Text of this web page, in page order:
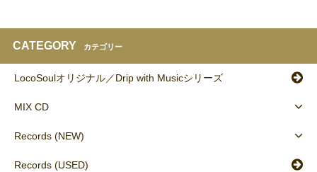
CATEGORY カテゴリー
LocoSoulオリジナル／Drip with Musicシリーズ
MIX CD
Records (NEW)
Records (USED)